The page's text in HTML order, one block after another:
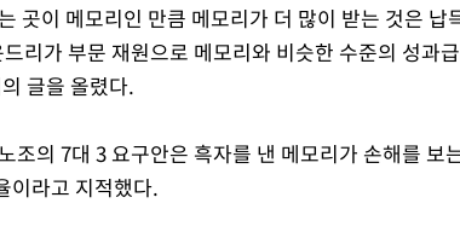
곳이 메모리인 만큼 메모리가 더 많이 받는 것은
리가 부문 재원으로 메모리와 비슷한 수준의 성과
글을 올렸다.
조의 7대 3 요구안은 흑자를 낸 메모리가 손해를 보
이라고 지적했다.